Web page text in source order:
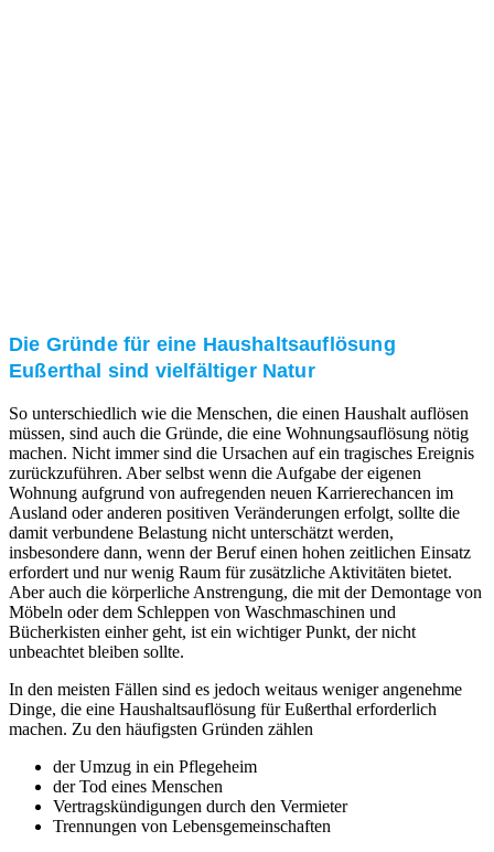
Die Gründe für eine Haushaltsauflösung
Eußerthal sind vielfältiger Natur
So unterschiedlich wie die Menschen, die einen Haushalt auflösen
müssen, sind auch die Gründe, die eine Wohnungsauflösung nötig
machen. Nicht immer sind die Ursachen auf ein tragisches Ereignis
zurückzuführen. Aber selbst wenn die Aufgabe der eigenen
Wohnung aufgrund von aufregenden neuen Karrierechancen im
Ausland oder anderen positiven Veränderungen erfolgt, sollte die
damit verbundene Belastung nicht unterschätzt werden,
insbesondere dann, wenn der Beruf einen hohen zeitlichen Einsatz
erfordert und nur wenig Raum für zusätzliche Aktivitäten bietet.
Aber auch die körperliche Anstrengung, die mit der Demontage von
Möbeln oder dem Schleppen von Waschmaschinen und
Bücherkisten einher geht, ist ein wichtiger Punkt, der nicht
unbeachtet bleiben sollte.
In den meisten Fällen sind es jedoch weitaus weniger angenehme
Dinge, die eine Haushaltsauflösung für Eußerthal erforderlich
machen. Zu den häufigsten Gründen zählen
der Umzug in ein Pflegeheim
der Tod eines Menschen
Vertragskündigungen durch den Vermieter
Trennungen von Lebensgemeinschaften